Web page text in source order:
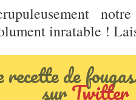
inratable !
de
surTwitter